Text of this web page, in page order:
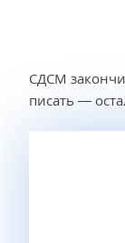
СДСМ
писать —